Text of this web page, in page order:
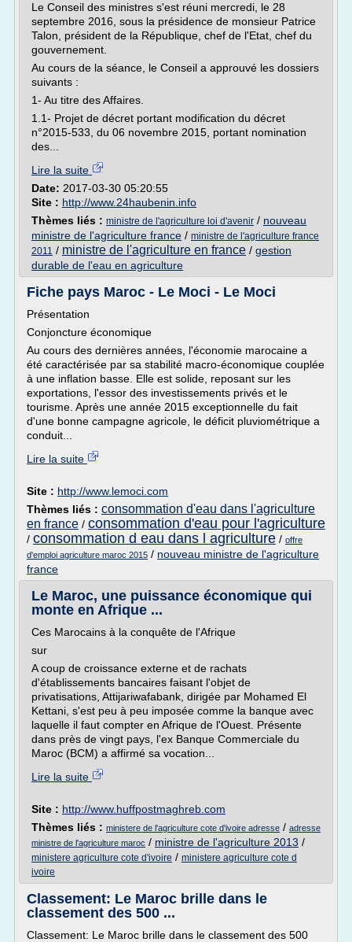
Le Conseil des ministres s'est réuni mercredi, le 28
septembre 2016, sous la présidence de monsieur Patrice
Talon, président de la République, chef de l'Etat, chef du
gouvernement.
Au cours de la séance, le Conseil a approuvé les dossiers
suivants :
1- Au titre des Affaires.
1.1- Projet de décret portant modification du décret
n°2015-533, du 06 novembre 2015, portant nomination
des...
Lire la suite
Date: 2017-03-30 05:20:55
Site : http://www.24haubenin.info
Thèmes liés : ministre de l'agriculture loi d'avenir / nouveau
ministre de l'agriculture france / ministre de l'agriculture france
2011 / ministre de l'agriculture en france / gestion
durable de l'eau en agriculture
Fiche pays Maroc - Le Moci - Le Moci
Présentation
Conjoncture économique
Au cours des dernières années, l'économie marocaine a
été caractérisée par sa stabilité macro-économique couplée
à une inflation basse. Elle est solide, reposant sur les
exportations, l'essor des investissements privés et le
tourisme. Après une année 2015 exceptionnelle du fait
d'une bonne campagne agricole, le déficit pluviométrique a
conduit...
Lire la suite
Site : http://www.lemoci.com
Thèmes liés : consommation d'eau dans l'agriculture
en france / consommation d'eau pour l'agriculture
/ consommation d eau dans l agriculture / offre
d'emploi agriculture maroc 2015 / nouveau ministre de l'agriculture
france
Le Maroc, une puissance économique qui
monte en Afrique ...
Ces Marocains à la conquête de l'Afrique
sur
A coup de croissance externe et de rachats
d'établissements bancaires faisant l'objet de
privatisations, Attijariwafabank, dirigée par Mohamed El
Kettani, s'est peu à peu imposée comme la banque avec
laquelle il faut compter en Afrique de l'Ouest. Présente
dans près de vingt pays, l'ex Banque Commerciale du
Maroc (BCM) a affirmé sa vocation...
Lire la suite
Site : http://www.huffpostmaghreb.com
Thèmes liés : ministere de l'agriculture cote d'ivoire adresse / adresse
ministre de l'agriculture maroc / ministre de l'agriculture 2013 /
ministere agriculture cote d'ivoire / ministere agriculture cote d
ivoire
Classement: Le Maroc brille dans le
classement des 500 ...
Classement: Le Maroc brille dans le classement des 500